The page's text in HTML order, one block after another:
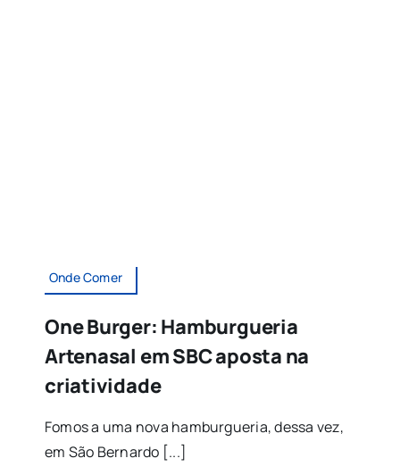
Onde Comer
One Burger: Hamburgueria
Artenasal em SBC aposta na
criatividade
Fomos a uma nova hamburgueria, dessa vez,
em São Bernardo [...]